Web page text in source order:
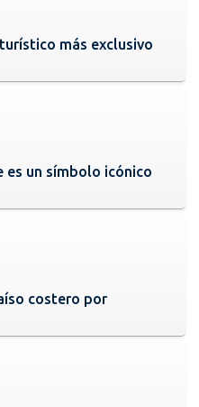
más exclusivo
es un símbolo icónico
costero por